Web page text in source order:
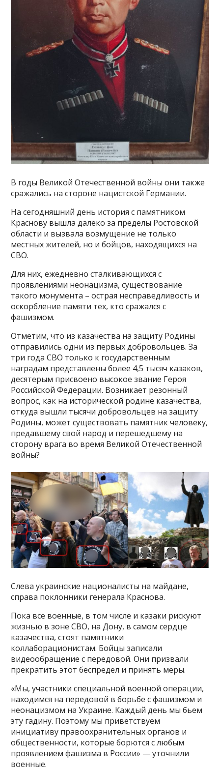
В годы Великой Отечественной войны они также
сражались на стороне нацистской Германии.
На сегодняшний день история с памятником
Краснову вышла далеко за пределы Ростовской
области и вызвала возмущение не только
местных жителей, но и бойцов, находящихся на
СВО.
Для них, ежедневно сталкивающихся с
проявлениями неонацизма, существование
такого монумента – острая несправедливость и
оскорбление памяти тех, кто сражался с
фашизмом.
Отметим, что из казачества на защиту Родины
отправились одни из первых добровольцев. За
три года СВО только к государственным
наградам представлены более 4,5 тысяч казаков,
десятерым присвоено высокое звание Героя
Российской Федерации. Возникает резонный
вопрос, как на исторической родине казачества,
откуда вышли тысячи добровольцев на защиту
Родины, может существовать памятник человеку,
предавшему свой народ и перешедшему на
сторону врага во время Великой Отечественной
войны?
Слева украинские националисты на майдане,
справа поклонники генерала Краснова.
Пока все военные, в том числе и казаки рискуют
жизнью в зоне СВО, на Дону, в самом сердце
казачества, стоят памятники
коллаборационистам. Бойцы записали
видеообращение с передовой. Они призвали
прекратить этот беспредел и принять меры.
«Мы, участники специальной военной операции,
находимся на передовой в борьбе с фашизмом и
неонацизмом на Украине. Каждый день мы бьем
эту гадину. Поэтому мы приветствуем
инициативу правоохранительных органов и
общественности, которые борются с любым
проявлением фашизма в России» — уточнили
военные.